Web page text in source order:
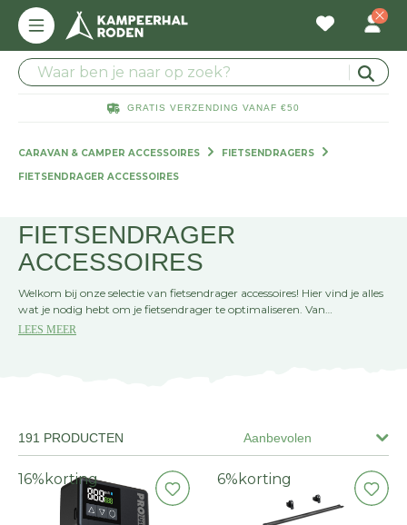
GRATIS VERZENDING VANAF €50
CARAVAN & CAMPER ACCESSOIRES
FIETSENDRAGERS
FIETSENDRAGER ACCESSOIRES
FIETSENDRAGER
ACCESSOIRES
Welkom bij onze selectie van fietsendrager accessoires! Hier vind je alles
wat je nodig hebt om je fietsendrager te optimaliseren. Van
beschermhoezen tot uitbreidingssets, wij hebben de perfecte
LEES MEER
Aanbevolen
191 PRODUCTEN
16% korting 6% korting